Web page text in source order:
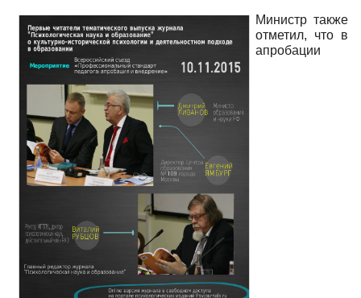
Министр также
отметил, что в
апробации